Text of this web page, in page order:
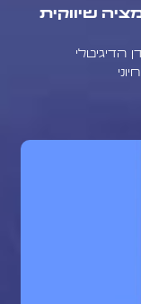
שיווקית
הדיגיטלי